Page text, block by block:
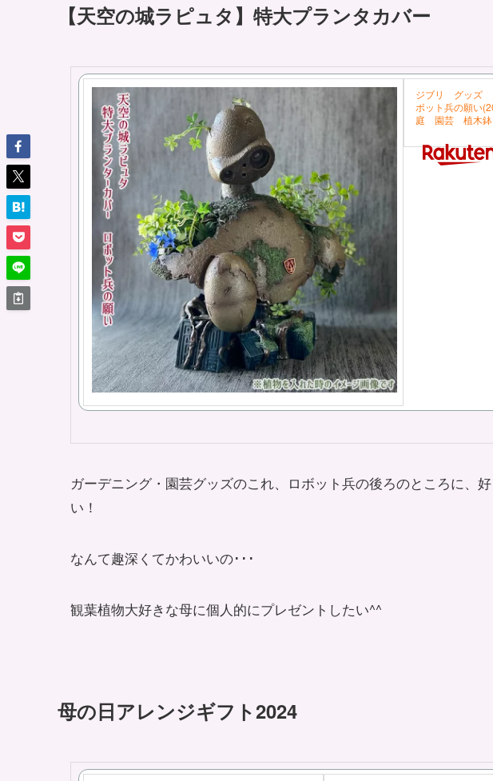
【天空の城ラピュタ】特大プランタカバー
ジブリ グッズ
ボット兵の願い
庭 園芸 植木鉢
ガーデニング・園芸グッズのこれ、ロボット兵の後ろのところに、
い！
なんて趣深くてかわいいの･･･
観葉植物大好きな母に個人的にプレゼントしたい^^
母の日アレンジギフト2024